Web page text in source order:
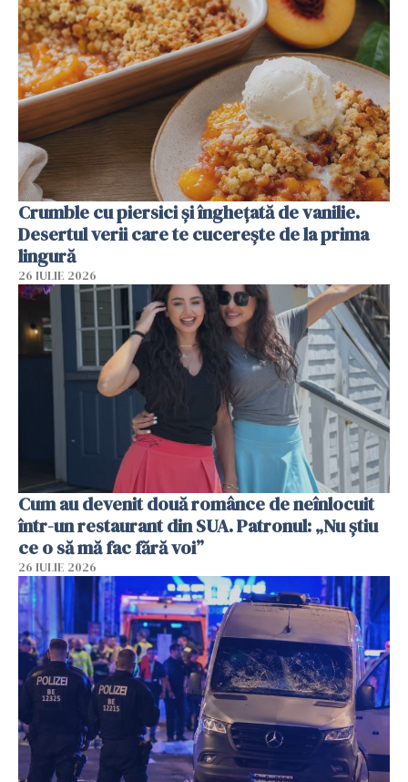
Crumble cu piersici și înghețată de vanilie.
Desertul verii care te cucerește de la prima
lingură
26 IULIE 2026
Cum au devenit două românce de neînlocuit
într-un restaurant din SUA. Patronul: „Nu știu
ce o să mă fac fără voi”
26 IULIE 2026